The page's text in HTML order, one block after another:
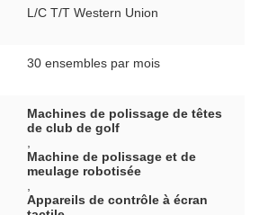
L/C T/T Western Union
30 ensembles par mois
Machines de polissage de têtes
de club de golf
Machine de polissage et de
meulage robotisée
Appareils de contrôle à écran